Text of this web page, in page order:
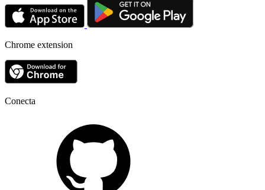
Chrome extension
Conecta